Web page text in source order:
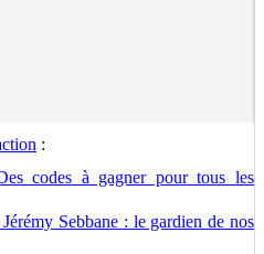
:
codes à gagner pour tous les
Sebbane : le gardien de nos